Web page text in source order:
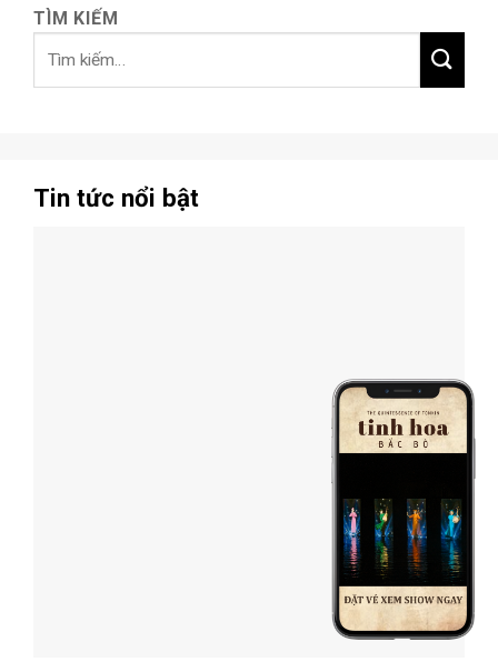
TÌM KIẾM
Tin tức nổi bật